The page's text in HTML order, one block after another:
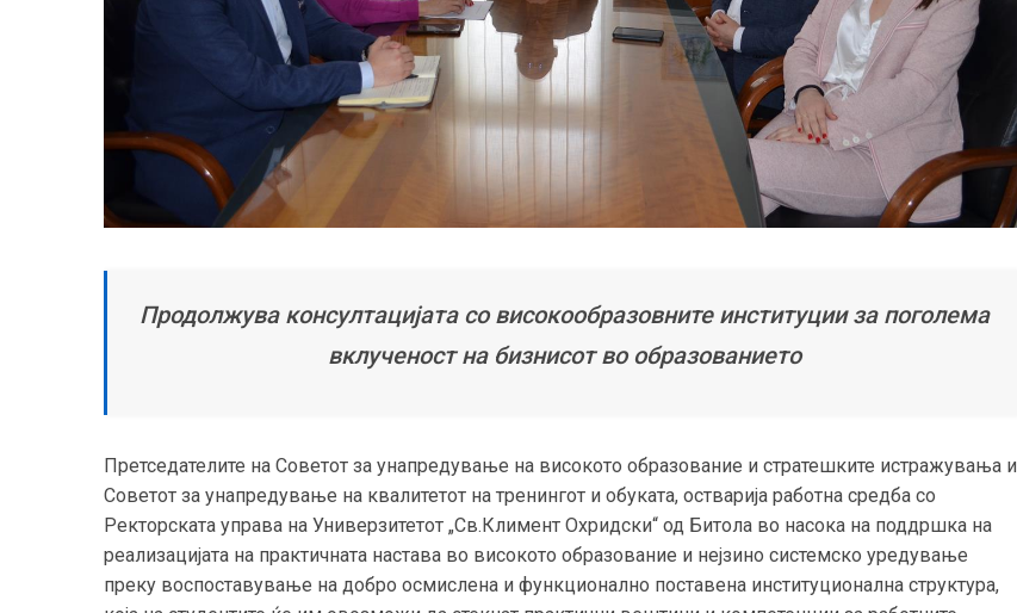
Продолжува консултацијата со високообразовните институции за поголема
вклученост на бизнисот во образованието
Претседателите на Советот за унапредување на високото образование и стратешките истражувања и
Советот за унапредување на квалитетот на тренингот и обуката, остварија работна средба со
Ректорската управа на Универзитетот „Св.Климент Охридски“ од Битола во насока на поддршка на
реализацијата на практичната настава во високото образование и нејзино системско уредување
преку воспоставување на добро осмислена и функционално поставена институционална структура,